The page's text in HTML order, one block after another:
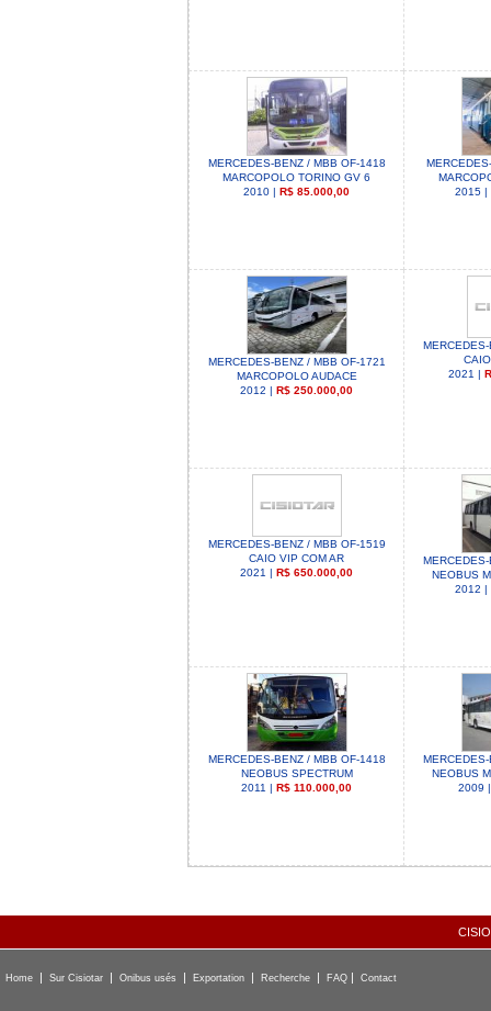
MERCEDES-BENZ / MBB OF-1418
MARCOPOLO TORINO GV 6
2010 | R$ 85.000,00
2015 |
MERCEDES-BENZ / MBB OF-1721
MARCOPOLO AUDACE
2012 | R$ 250.000,00
2021 |
MERCEDES-BENZ / MBB OF-1519
CAIO VIP COM AR
2021 | R$ 650.000,00
NEOBUS
2012 |
MERCEDES-BENZ / MBB OF-1418
NEOBUS SPECTRUM
2011 | R$ 110.000,00
NEOBUS
2009
Home | Sur Cisiotar | Onibus usés | Exportation | Recherche | FAQ | Contact